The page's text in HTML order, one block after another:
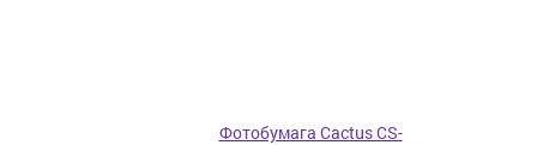
Фотобумага Cactus CS-